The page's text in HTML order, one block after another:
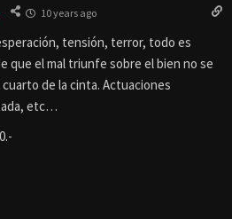
10 years ago
tensión, terror, todo es
que el mal triunfe sobre el bien no se
de la cinta. Actuaciones
etc…